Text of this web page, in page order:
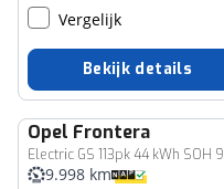
Vergelijk
Bekijk details
Opel Frontera
9.998 km